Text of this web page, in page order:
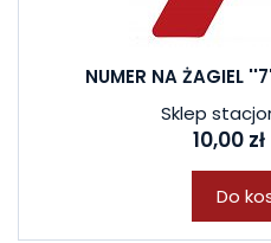
NUMER NA ŻAGIEL
Sklep
10,00 zł
Do